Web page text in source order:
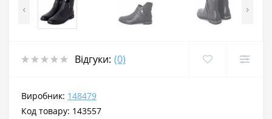
‹ ›
Відгуки: (0)
Виробник: 148479
Код товару: 143557